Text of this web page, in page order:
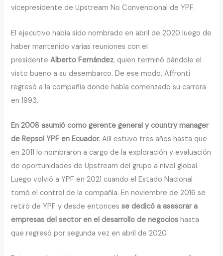
vicepresidente de Upstream No Convencional de YPF.
El ejecutivo había sido nombrado en abril de 2020 luego de
haber mantenido varias reuniones con el
presidenteAlberto Fernández, quien terminó dándole el
visto bueno a su desembarco. De ese modo, Affronti
regresó a la compañía donde había comenzado su carrera
en 1993.
En 2008 asumió como gerente general y country manager
de Repsol YPF en Ecuador. Allí estuvo tres años hasta que
en 2011 lo nombraron a cargo de la exploración y evaluación
de oportunidades de Upstream del grupo a nivel global.
Luego volvió a YPF en 2021 cuando el Estado Nacional
tomó el control de la compañía. En noviembre de 2016 se
retiró de YPF y desde entonces se dedicó a asesorar a
empresas del sector en el desarrollo de negocios hasta
que regresó por segunda vez en abril de 2020.